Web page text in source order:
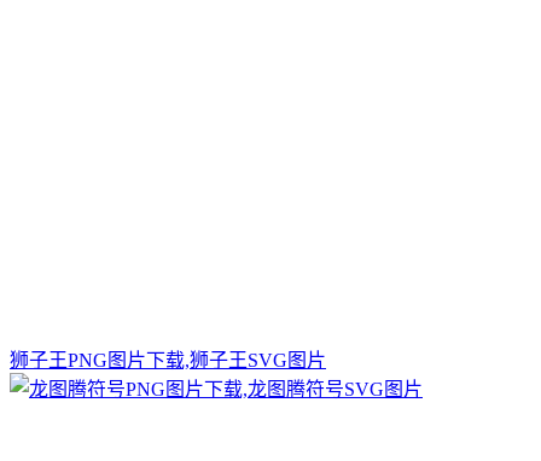
狮子王PNG图片下载,狮子王SVG图片